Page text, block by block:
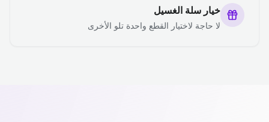
خيار سلة الغسيل
لا حاجة لاختيار القطع واحدة تلو الأخرى